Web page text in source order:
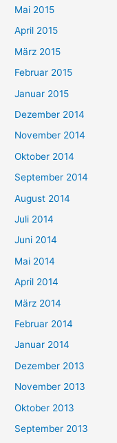
Mai 2015
April 2015
März 2015
Februar 2015
Januar 2015
Dezember 2014
November 2014
Oktober 2014
September 2014
August 2014
Juli 2014
Juni 2014
Mai 2014
April 2014
März 2014
Februar 2014
Januar 2014
Dezember 2013
November 2013
Oktober 2013
September 2013